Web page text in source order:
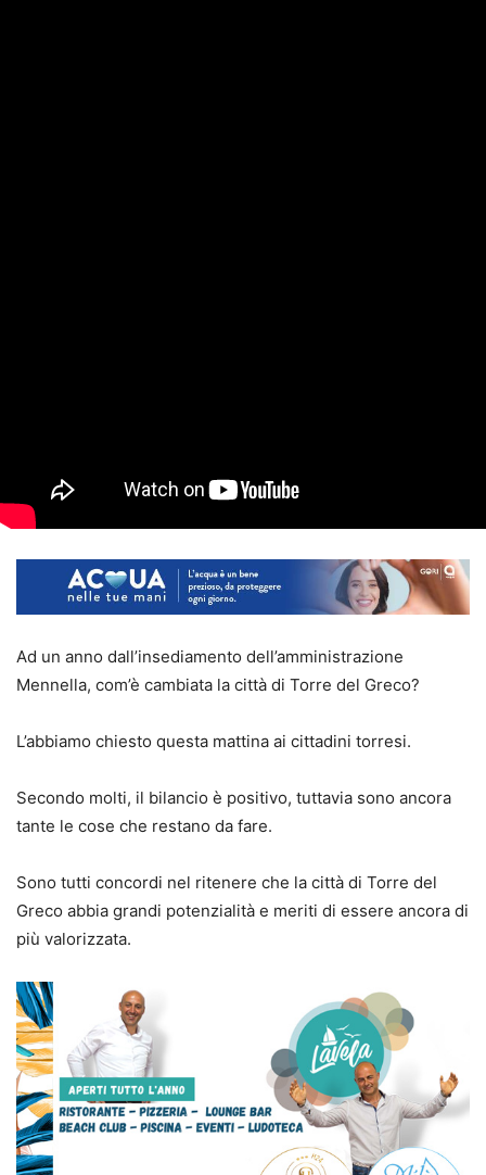
Ad un anno dall’insediamento dell’amministrazione
Mennella, com’è cambiata la città di Torre del Greco?
L’abbiamo chiesto questa mattina ai cittadini torresi.
Secondo molti, il bilancio è positivo, tuttavia sono ancora
tante le cose che restano da fare.
Sono tutti concordi nel ritenere che la città di Torre del
Greco abbia grandi potenzialità e meriti di essere ancora di
più valorizzata.